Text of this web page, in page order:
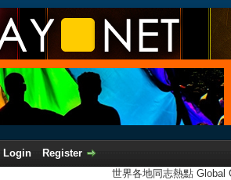
Login
Register
世界各地同志熱點